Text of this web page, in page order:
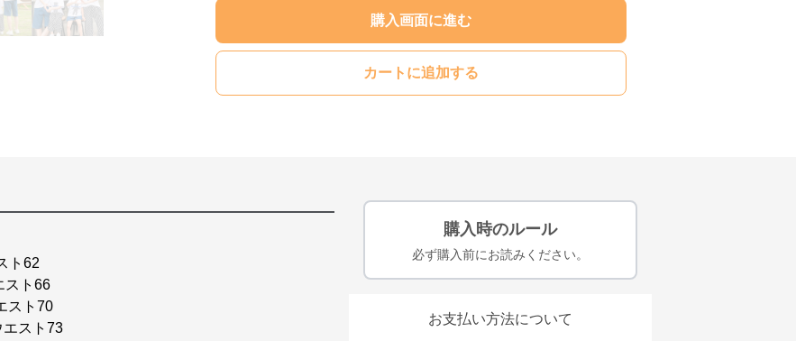
購入画面に進む
カートに追加する
ト62
ト66
ト70
スト73
購入時のルール
必ず購入前にお読みください。
お支払い方法について